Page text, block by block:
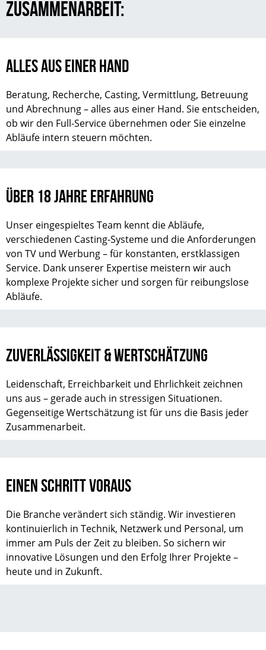
ZUSAMMENARBEIT:
ALLES AUS EINER HAND
Beratung, Recherche, Casting, Vermittlung, Betreuung
und Abrechnung – alles aus einer Hand. Sie entscheiden,
ob wir den Full-Service übernehmen oder Sie einzelne
Abläufe intern steuern möchten.
ÜBER 18 JAHRE ERFAHRUNG
Unser eingespieltes Team kennt die Abläufe,
verschiedenen Casting-Systeme und die Anforderungen
von TV und Werbung – für konstanten, erstklassigen
Service. Dank unserer Expertise meistern wir auch
komplexe Projekte sicher und sorgen für reibungslose
Abläufe.
ZUVERLÄSSIGKEIT & WERTSCHÄTZUNG
Leidenschaft, Erreichbarkeit und Ehrlichkeit zeichnen
uns aus – gerade auch in stressigen Situationen.
Gegenseitige Wertschätzung ist für uns die Basis jeder
Zusammenarbeit.
EINEN SCHRITT VORAUS
Die Branche verändert sich ständig. Wir investieren
kontinuierlich in Technik, Netzwerk und Personal, um
immer am Puls der Zeit zu bleiben. So sichern wir
innovative Lösungen und den Erfolg Ihrer Projekte –
heute und in Zukunft.